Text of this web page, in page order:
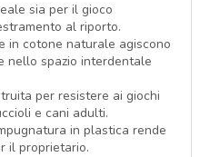
sia per il gioco
al riporto.
in cotone naturale agiscono
nello spazio interdentale
per resistere ai giochi
e cani adulti.
in plastica rende
il proprietario.